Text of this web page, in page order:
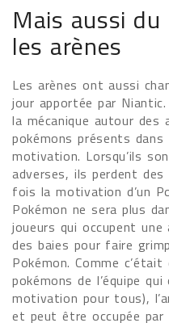
Mais aussi
les arènes
Les arènes ont aussi
jour apportée par
la mécanique autour des
pokémons présents
motivation. Lorsqu’ils
adverses, ils perdent
fois la motivation d’un
Pokémon ne sera plus
joueurs qui occupent
des baies pour faire
Pokémon. Comme
pokémons de l’équipe
motivation pour tous),
et peut être occupée par